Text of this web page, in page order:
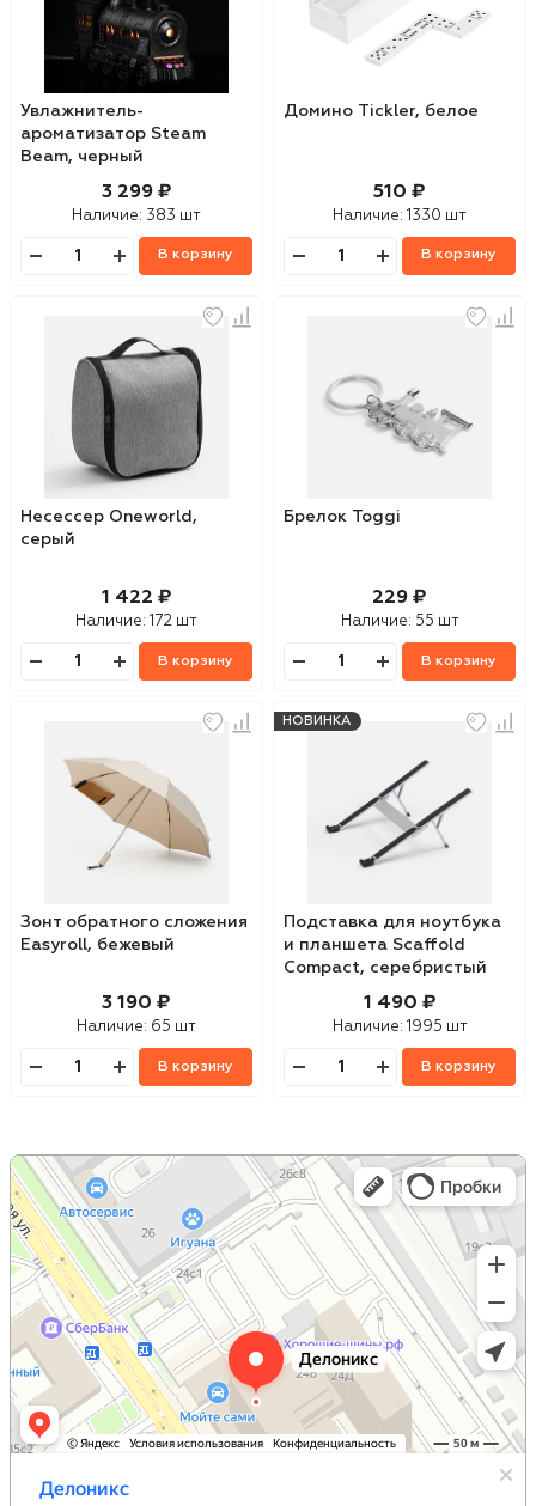
Увлажнитель-
ароматизатор Steam
Beam, черный
3 299 ₽
Наличие: 383 шт
В корзину
Домино Tickler, белое
510 ₽
Наличие: 1330 шт
В корзину
Несессер Oneworld,
серый
1 422 ₽
Наличие: 172 шт
В корзину
Брелок Toggi
229 ₽
Наличие: 55 шт
В корзину
Зонт обратного сложения
Easyroll, бежевый
3 190 ₽
Наличие: 65 шт
В корзину
НОВИНКА
Подставка для ноутбука
и планшета Scaffold
Compact, серебристый
1 490 ₽
Наличие: 1995 шт
В корзину